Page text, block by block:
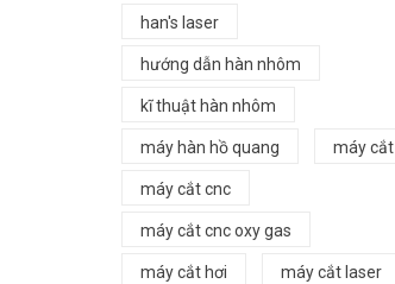
han's laser
hướng dẫn hàn nhôm
kĩ thuật hàn nhôm
máy hàn hồ quang máy cắt
máy cắt cnc
máy cắt cnc oxy gas
máy cắt hơi máy cắt laser